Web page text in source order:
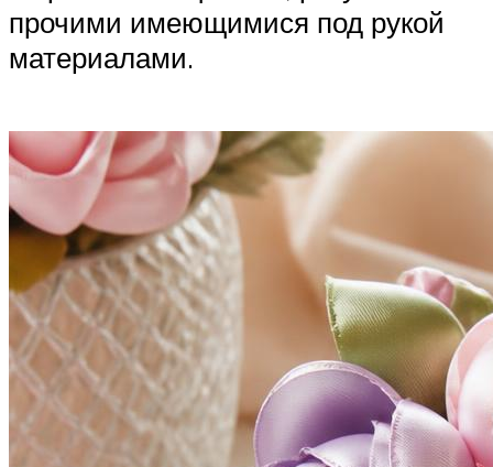
прочими имеющимися под рукой
материалами.